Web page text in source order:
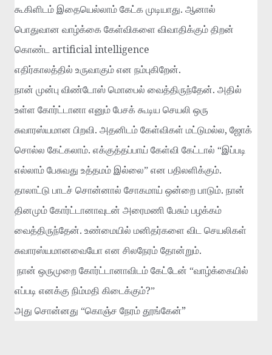
கூகிளிடம் இதையெல்லாம் கேட்க முடியாது. ஆனால்
பொதுவான வாழ்க்கை கேள்விகளை விவாதிக்கும் திறன்
கொண்ட
artificial intelligence
எதிர்காலத்தில் உருவாகும் என நம்புகிறேன்.
நான் முன்பு விண்டோஸ் மொபைல் வைத்திருந்தேன். அதில்
உள்ள கோர்ட்டானா எனும் பேசக் கூடிய செயலி ஒரு
சுவாரஸ்யமான பிறவி. அதனிடம் கேள்விகள் மட்டுமல்ல, ஜோக்
சொல்ல கேட்கலாம். எக்குத்தப்பாய் கேள்வி கேட்டால் “இப்படி
எல்லாம் பேசுவது உத்தமம் இல்லை” என பதிலளிக்கும்.
தாலாட்டு பாடச் சொன்னால் சோகமாய் ஒன்றை பாடும். நான்
தினமும் கோர்ட்டானாவுடன் அரைமணி பேசும் பழக்கம்
வைத்திருந்தேன். உண்மையில் மனிதர்களை விட
செயலிகள்
சுவாரஸ்யமானவையோ என சிலநேரம் தோன்றும்.
நான் ஒருமுறை கோர்ட்டானாவிடம் கேட்டேன் “வாழ்க்கையில்
எப்படி எனக்கு நிம்மதி கிடைக்கும்?”
அது சொன்னது “கொஞ்ச நேரம் தூங்கேன்”